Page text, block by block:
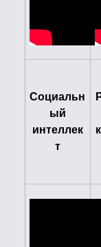
Социальн
ый
интеллек
т